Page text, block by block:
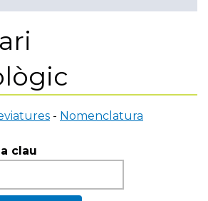
- Nomenclatura
clau